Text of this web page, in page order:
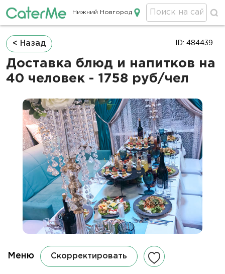
Кейтеринг в Нижнем Новгороде
Нижний Новгород
Строка
навигации
< Назад
Доставка блюд и напитков на
40 человек - 1758 руб/чел
ID: 484439
Меню Скорректировать